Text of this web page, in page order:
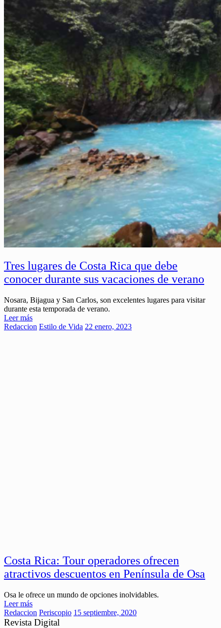
Tres lugares de Costa Rica que debe
conocer durante sus vacaciones de verano
Nosara, Bijagua y San Carlos, son excelentes lugares para visitar
durante esta temporada de verano.
Leer más
Redaccion Estilo de Vida 22 enero, 2023
Costa Rica: Tour operadores ofrecen
atractivos descuentos en Península de Osa
Osa le ofrece un mundo de opciones inolvidables.
Leer más
Redaccion Periscopio 15 septiembre, 2020
Revista Digital